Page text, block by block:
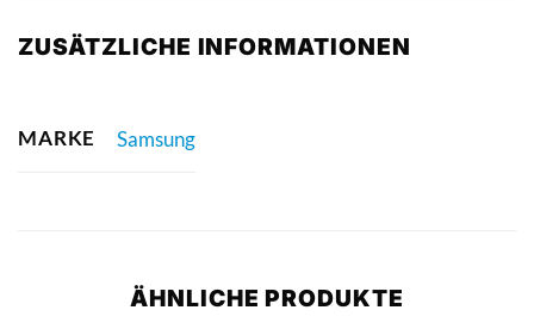
ZUSÄTZLICHE INFORMATIONEN
MARKE Samsung
ÄHNLICHE PRODUKTE